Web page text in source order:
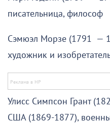
писательница, философ
Сэмюэл Морзе (1791 —
художник и
Улисс Симпсон Грант
США (1869-1877),